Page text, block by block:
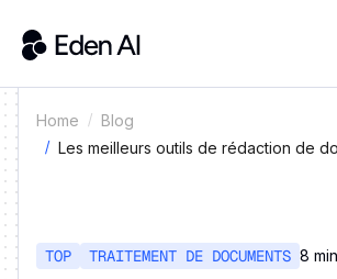
Home
Blog
Les meilleurs outils de rédaction de
TOP TRAITEMENT DE DOCUMENTS 8